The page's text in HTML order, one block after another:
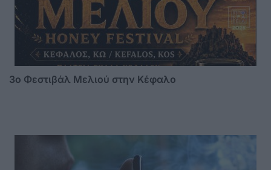
3o Φεστιβάλ Μελιού στην Κέφαλο